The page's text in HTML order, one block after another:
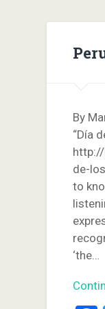
By
“Día
de-
to
‘the…